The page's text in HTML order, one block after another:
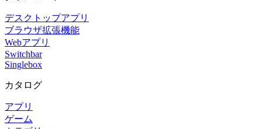
デスクトップアプリ
ブラウザ拡張機能
Webアプリ
Switchbar
Singlebox
カタログ
アプリ
ゲーム